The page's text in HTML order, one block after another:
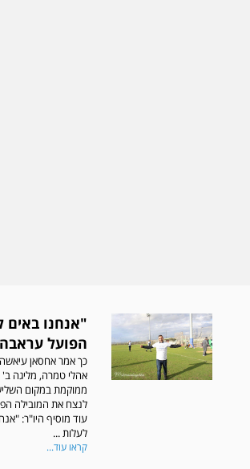
"אנחנו
הפועל
כך אמר אחסאן
אהלי טמרה, מליגה ב'
ממוקמת במקום
לנצח את המובילה
עוד מוסיף היו"ר:
לעלות ...
קראו עוד...